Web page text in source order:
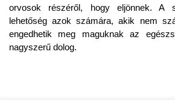
orvosok részéről, hogy eljönnek. A
lehetőség azok számára, akik nem
engedhetik meg maguknak az
nagyszerű dolog.